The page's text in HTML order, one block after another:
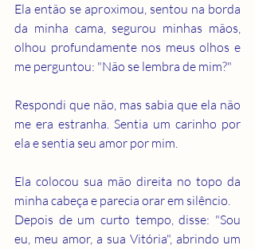
Ela então se aproximou, sentou na borda
da minha cama, segurou minhas mãos,
olhou profundamente nos meus olhos e
me perguntou: "Não se lembra de mim?"
Respondi que não, mas sabia que ela não
me era estranha. Sentia um carinho por
ela e sentia seu amor por mim.
Ela colocou sua mão direita no topo da
minha cabeça e parecia orar em silêncio.
Depois de um curto tempo, disse: "Sou
eu, meu amor, a sua Vitória", abrindo um